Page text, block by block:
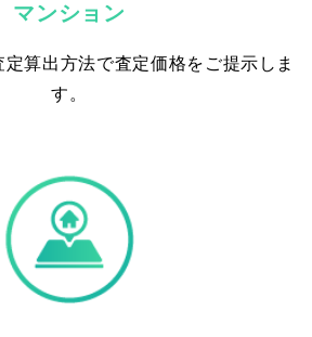
マンション
算出方法で査定価格をご提示しま
す。